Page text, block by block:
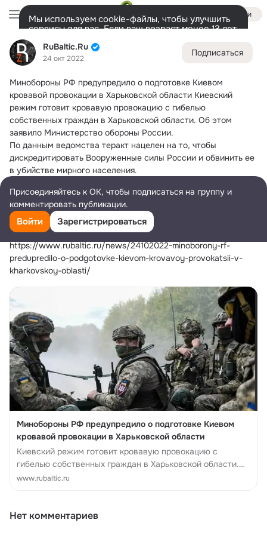
RuBaltic.Ru
24 окт 2022
Подписаться
Минобороны РФ предупредило о подготовке Киевом
кровавой провокации в Харьковской области Киевский
режим готовит кровавую провокацию с гибелью
собственных граждан в Харьковской области. Об этом
заявило Министерство обороны России.
По данным ведомства теракт нацелен на то, чтобы
дискредитировать Вооруженные силы России и обвинить ее
в убийстве мирного населения.
время раздачи продуктовой помощи жителям,
подразделением иностранных наёмников будет произведен
обстрел места скопления гражданских лиц из
артиллерийских орудий», — говорится в сообщении.
https://www.rubaltic.ru/news/24102022-minoborony-rf-
predupredilo-o-podgotovke-kievom-krovavoy-provokatsii-v-
kharkovskoy-oblasti/
Минобороны РФ предупредило о подготовке Киевом
кровавой провокации в Харьковской области
Киевский режим готовит кровавую провокацию с
гибелью собственных граждан в Харьковской области.
Об этом заявило Министерство обороны России.
www.rubaltic.ru
Нет комментариев
Войти
Мы используем cookie-файлы, чтобы улучшить
сервисы для вас. Если ваш возраст менее 13 лет,
настроить cookie-файлы должен ваш законный
представитель.Больше информации
Разрешить все
RuBaltic.Ru
Лента
Дополнительная
колонка
Всё Обсуждаемые
Присоединяйтесь к ОК, чтобы подписаться на группу и
комментировать публикации.
Войти Зарегистрироваться